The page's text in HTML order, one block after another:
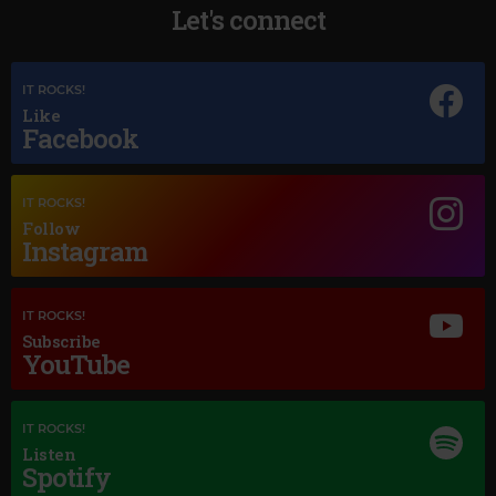
Let's connect
IT ROCKS!
Like
Facebook
IT ROCKS!
Follow
Instagram
IT ROCKS!
Subscribe
YouTube
IT ROCKS!
Listen
Spotify